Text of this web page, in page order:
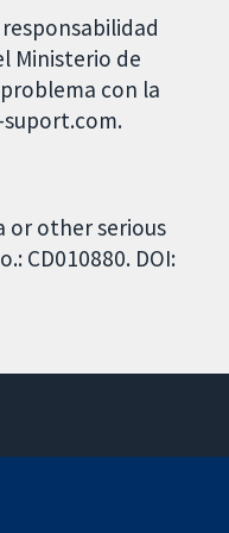
Ministerio de
con la
or other serious
CD010880. DOI: